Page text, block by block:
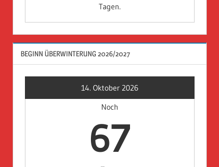
Tagen.
BEGINN ÜBERWINTERUNG 2026/2027
14. Oktober 2026
Noch
67